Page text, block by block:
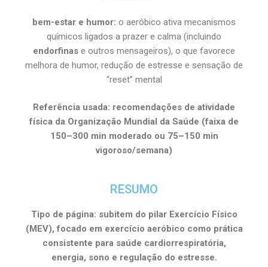
bem-estar e humor: o aeróbico ativa mecanismos
químicos ligados a prazer e calma (incluindo
endorfinas e outros mensageiros), o que favorece
melhora de humor, redução de estresse e sensação de
“reset” mental
Referência usada: recomendações de atividade
física da Organização Mundial da Saúde (faixa de
150–300 min moderado ou 75–150 min
vigoroso/semana)
RESUMO
Tipo de página: subitem do pilar Exercício Físico
(MEV), focado em exercício aeróbico como prática
consistente para saúde cardiorrespiratória,
energia, sono e regulação do estresse.